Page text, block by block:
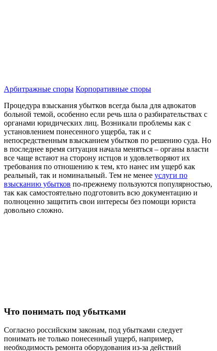
Арбитражные споры Корпоративные споры
Процедура взыскания убытков всегда была для адвокатов
больной темой, особенно если речь шла о разбирательствах с
органами юридических лиц. Возникали проблемы как с
установлением понесенного ущерба, так и с
непосредственным взысканием убытков по решению суда. Но
в последнее время ситуация начала меняться – органы власти
все чаще встают на сторону истцов и удовлетворяют их
требования по отношению к тем, кто нанес им ущерб как
реальный, так и номинальный. Тем не менее услуги по
взысканию убытков по-прежнему пользуются популярностью,
так как самостоятельно подготовить всю документацию и
полноценно защитить свои интересы без помощи юриста
довольно сложно.
Что понимать под убытками
Согласно российским законам, под убытками следует
понимать не только понесенный ущерб, например,
необходимость ремонта оборудования из-за действий